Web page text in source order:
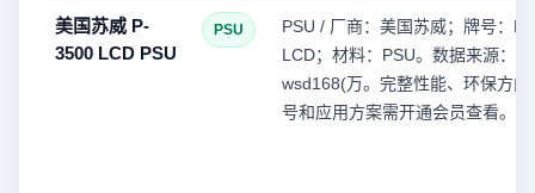
美国苏威 P-
3500 LCD PSU
PSU
PSU / 厂商：美国苏威；牌号：P-
LCD；材料：PSU。数据来源：
wsd168(万。完整性能、环保方向
号和应用方案需开通会员查看。